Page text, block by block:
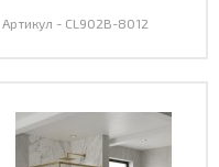
Артикул - CL902B-8012